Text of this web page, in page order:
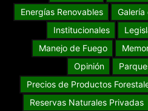
Energías Renovables
Institucionales
Manejo de Fuego
Opinión
Precios de Productos
Reservas Naturales Privadas